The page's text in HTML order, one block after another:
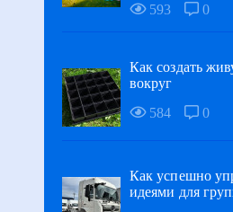
593
0
Как создать
вокруг
584
0
Как успешно
идеями для